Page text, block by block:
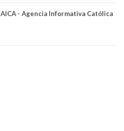
AICA - Agencia Informativa Católica